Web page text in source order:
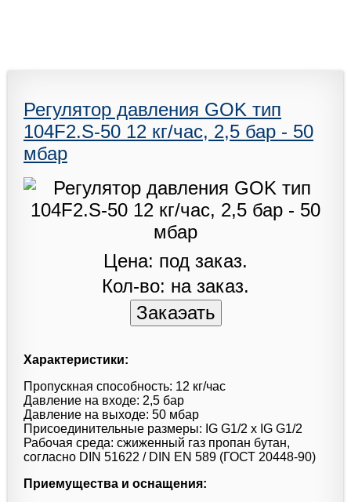
Регулятор давления GOK тип
104F2.S-50 12 кг/час, 2,5 бар - 50
мбар
Цена: под заказ.
Кол-во: на заказ.
Характеристики:
Пропускная способность: 12 кг/час
Давление на входе: 2,5 бар
Давление на выходе: 50 мбар
Присоединительные размеры: IG G1/2 x IG G1/2
Рабочая среда: сжиженный газ пропан бутан,
согласно DIN 51622 / DIN EN 589 (ГОСТ 20448-90)
Приемущества и оснащения: